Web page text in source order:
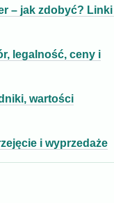
– jak zdobyć?
legalność, ceny i
wartości
i wyprzedaże